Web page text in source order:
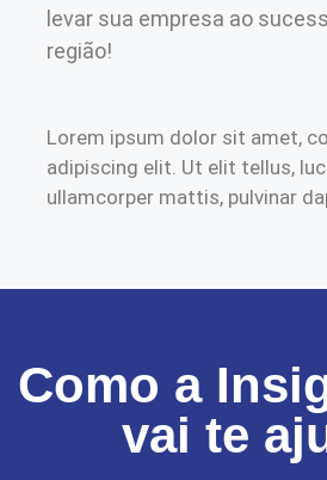
levar sua empresa ao
região!
Lorem ipsum dolor sit amet,
adipiscing elit. Ut elit tellus,
ullamcorper mattis, pulvinar
Como a
vai te